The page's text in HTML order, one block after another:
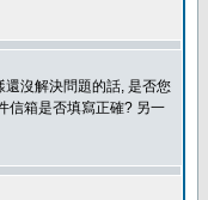
沒解決問題的話, 是否您
信箱是否填寫正確? 另一